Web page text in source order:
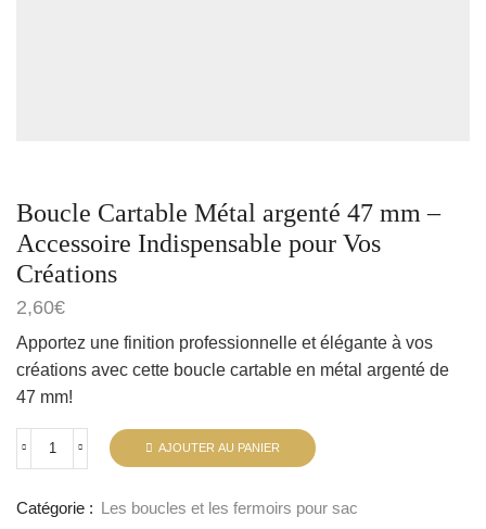
Boucle Cartable Métal argenté 47 mm –
Accessoire Indispensable pour Vos
Créations
2,60€
Apportez une finition professionnelle et élégante à vos
créations avec cette boucle cartable en métal argenté de
47 mm!
AJOUTER AU PANIER
Catégorie :
Les boucles et les fermoirs pour sac